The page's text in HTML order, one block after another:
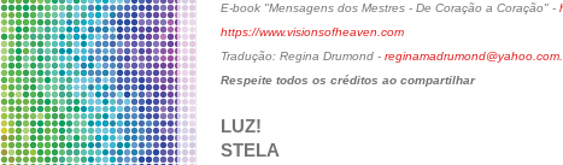
E-book "Mensagens dos Mestres - De Coração a Coração" -
https://www.visionsofheaven.com
Tradução: Regina Drumond -
Respeite todos os créditos ao compartilhar
LUZ!
STELA